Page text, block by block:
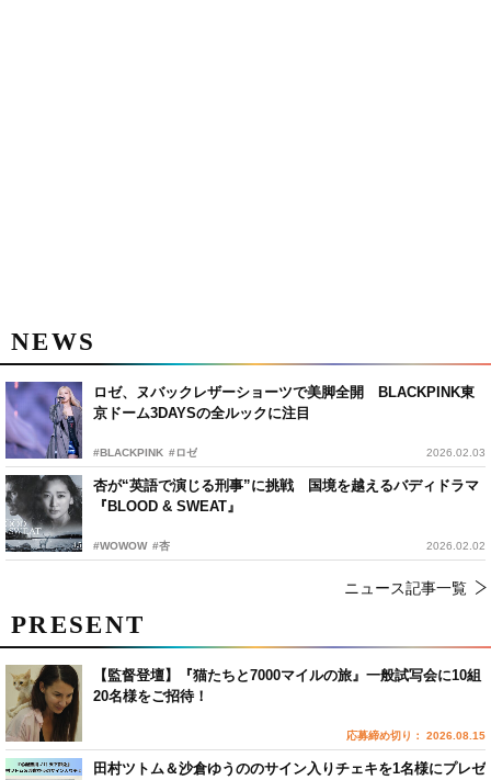
NEWS
ロゼ、ヌバックレザーショーツで美脚全開 BLACKPINK東
京ドーム3DAYSの全ルックに注目
#BLACKPINK #ロゼ 2026.02.03
杏が“英語で演じる刑事”に挑戦 国境を越えるバディドラマ
『BLOOD & SWEAT』
#WOWOW #杏 2026.02.02
ニュース記事一覧
PRESENT
【監督登壇】『猫たちと7000マイルの旅』一般試写会に10組
20名様をご招待！
応募締め切り： 2026.08.15
田村ツトム＆沙倉ゆうののサイン入りチェキを1名様にプレゼ